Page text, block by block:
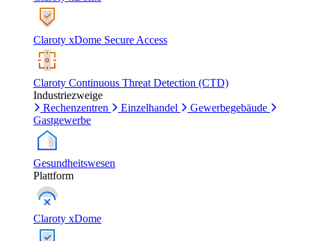
Claroty xDome Secure Access
Claroty Continuous Threat Detection (CTD)
Industriezweige
Rechenzentren
Einzelhandel
Gewerbegebäude
Gastgewerbe
Gesundheitswesen
Plattform
Claroty xDome